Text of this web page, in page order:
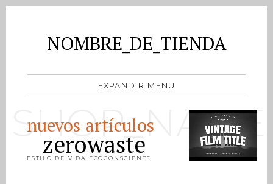
NOMBRE_DE_TIENDA
EXPANDIR MENU
SHOP_NAME
nuevos artículos
zerowaste
ESTILO DE VIDA ECOCONSCIENTE